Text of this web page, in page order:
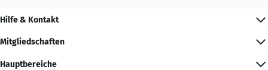
Hilfe & Kontakt
Mitgliedschaften
Hauptbereiche